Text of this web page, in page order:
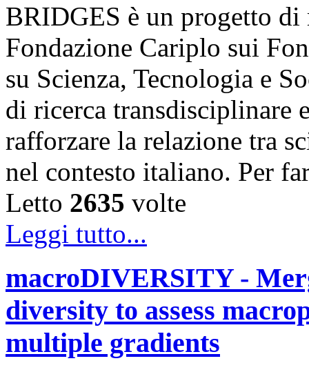
BRIDGES è un progetto
Fondazione Cariplo sui
su Scienza, Tecnologia e
di ricerca transdisciplinare
rafforzare la relazione tra
nel contesto italiano. Per
Letto 2635 volte
Leggi tutto...
macroDIVERSITY -
diversity to assess
multiple gradients